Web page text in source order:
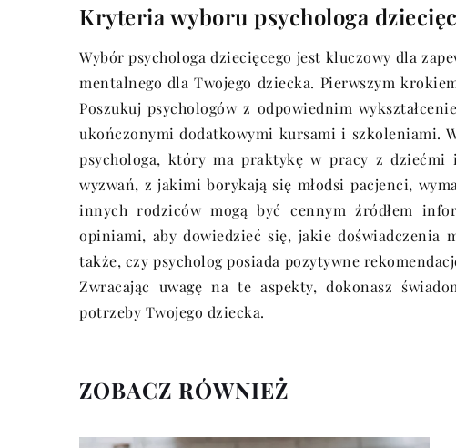
Kryteria wyboru psychologa
Wybór psychologa dziecięcego jest kluczowy dla
mentalnego dla Twojego dziecka. Pierwszym
Poszukuj psychologów z odpowiednim
ukończonymi dodatkowymi kursami i szkoleniami.
psychologa, który ma praktykę w pracy z dziećmi
wyzwań, z jakimi borykają się młodsi pacjenci,
innych rodziców mogą być cennym źródłem
opiniami, aby dowiedzieć się, jakie
także, czy psycholog posiada pozytywne
Zwracając uwagę na te aspekty, dokonasz
potrzeby Twojego dziecka.
ZOBACZ RÓWNIEŻ